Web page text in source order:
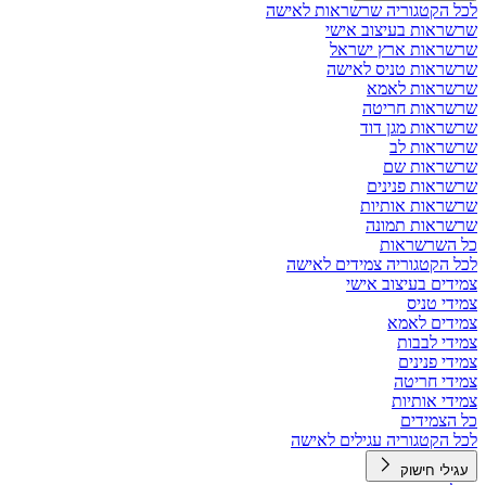
לכל הקטגוריה שרשראות לאישה
שרשראות בעיצוב אישי
שרשראות ארץ ישראל
שרשראות טניס לאישה
שרשראות לאמא
שרשראות חריטה
שרשראות מגן דוד
שרשראות לב
שרשראות שם
שרשראות פנינים
שרשראות אותיות
שרשראות תמונה
כל השרשראות
לכל הקטגוריה צמידים לאישה
צמידים בעיצוב אישי
צמידי טניס
צמידים לאמא
צמידי לבבות
צמידי פנינים
צמידי חריטה
צמידי אותיות
כל הצמידים
לכל הקטגוריה עגילים לאישה
עגילי חישוק